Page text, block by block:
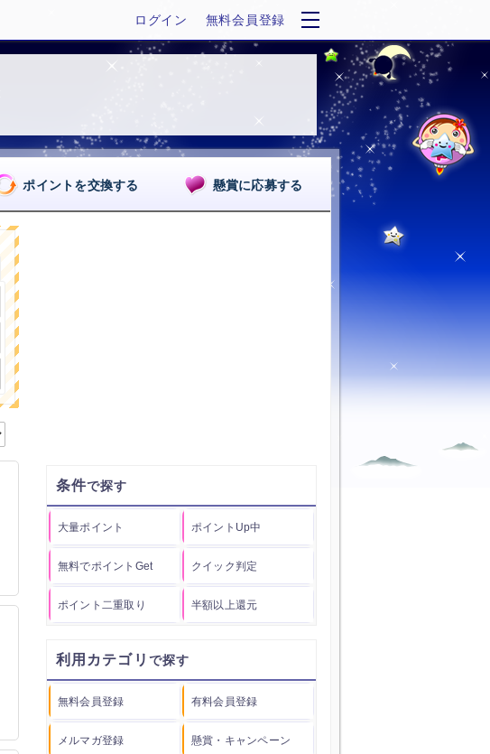
ログイン 無料会員登録
ポイントを交換する 懸賞に応募する
条件
大量ポイント ポイントUp中
無料でポイントGet クイック判定
ポイント二重取り 半額以上還元
利用カテゴリ
無料会員登録 有料会員登録
メルマガ登録 懸賞・キャンペーン